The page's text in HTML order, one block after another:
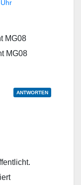
MG08
MG08
ANTWORTEN